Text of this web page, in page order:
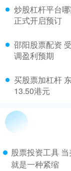
炒股杠杆平台
正式开启预订
邵阳股票配资
调盈利预期
买股票加杠杆
13.50港元
股票投资工具
就是一种紧缩